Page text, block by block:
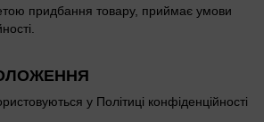
придбання товару, приймає умови
у Політиці конфіденційності